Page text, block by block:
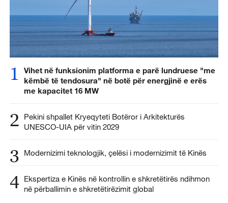
1
Vihet në funksionim platforma e parë lundruese "me
këmbë të tendosura" në botë për energjinë e erës
me kapacitet 16 MW
2
Pekini shpallet Kryeqyteti Botëror i Arkitekturës
UNESCO-UIA për vitin 2029
3 Modernizimi teknologjik, çelësi i modernizimit të Kinës
4 Ekspertiza e Kinës në kontrollin e shkretëtirës ndihmon
në përballimin e shkretëtirëzimit global